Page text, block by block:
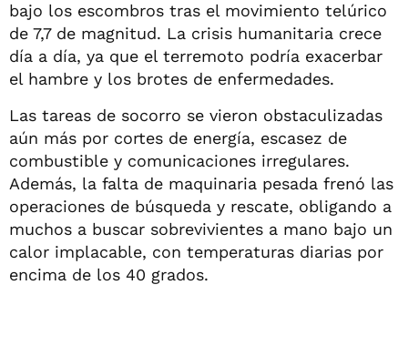
bajo los escombros tras el movimiento telúrico
de 7,7 de magnitud. La crisis humanitaria crece
día a día, ya que el terremoto podría exacerbar
el hambre y los brotes de enfermedades.
Las tareas de socorro se vieron obstaculizadas
aún más por cortes de energía, escasez de
combustible y comunicaciones irregulares.
Además, la falta de maquinaria pesada frenó las
operaciones de búsqueda y rescate, obligando a
muchos a buscar sobrevivientes a mano bajo un
calor implacable, con temperaturas diarias por
encima de los 40 grados.